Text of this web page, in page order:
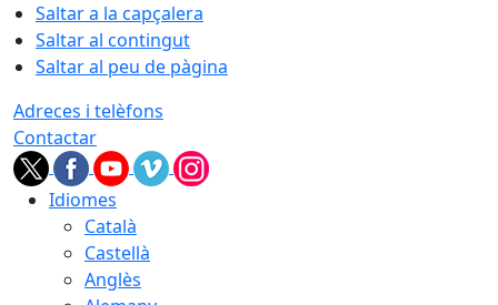
Saltar a la capçalera
Saltar al contingut
Saltar al peu de pàgina
Adreces i telèfons
Contactar
Idiomes
Català
Castellà
Anglès